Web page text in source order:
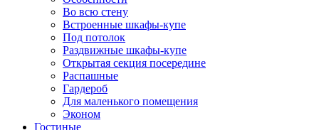
Во всю стену
Встроенные шкафы-купе
Под потолок
Раздвижные шкафы-купе
Открытая секция посередине
Распашные
Гардероб
Для маленького помещения
Эконом
Гостиные